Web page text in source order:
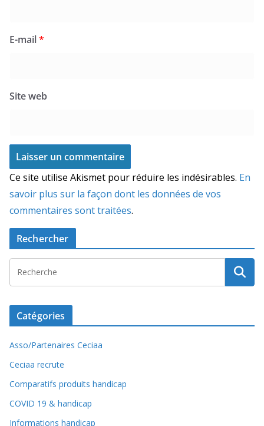
E-mail*
Site web
Ce site utilise Akismet pour réduire les indésirables. En
savoir plus sur la façon dont les données de vos
commentaires sont traitées.
Rechercher
Catégories
Asso/Partenaires Ceciaa
Ceciaa recrute
Comparatifs produits handicap
COVID 19 & handicap
Informations handicap